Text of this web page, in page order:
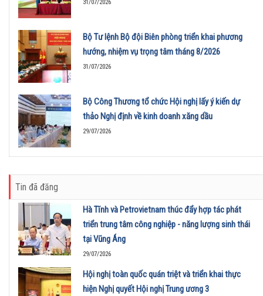
31/07/2026
Bộ Tư lệnh Bộ đội Biên phòng triển khai phương
hướng, nhiệm vụ trọng tâm tháng 8/2026
31/07/2026
Bộ Công Thương tổ chức Hội nghị lấy ý kiến dự
thảo Nghị định về kinh doanh xăng dầu
29/07/2026
Tin đã đăng
Hà Tĩnh và Petrovietnam thúc đẩy hợp tác phát
triển trung tâm công nghiệp - năng lượng sinh thái
tại Vũng Áng
29/07/2026
Hội nghị toàn quốc quán triệt và triển khai thực
hiện Nghị quyết Hội nghị Trung ương 3